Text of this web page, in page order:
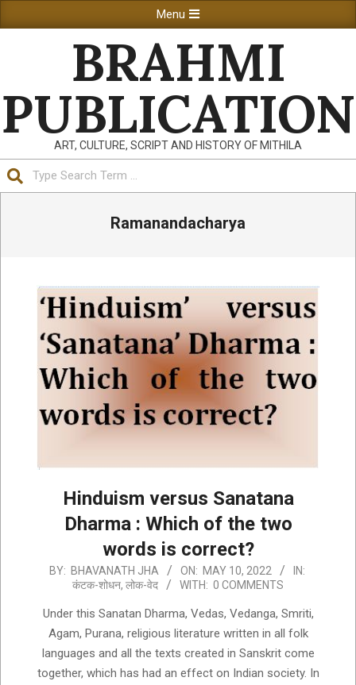
to
Navigation
Menu
BRAHMI
PUBLICATION
ART, CULTURE, SCRIPT AND HISTORY OF MITHILA
Ramanandacharya
Hinduism versus Sanatana
Dharma : Which of the two
words is correct?
2022-
10
BY: BHAVANATH JHA ON: MAY 10, 2022
IN:
कंटक-शोधन, लोक-वेद WITH: 0 COMMENTS
Under this Sanatan Dharma, Vedas, Vedanga, Smriti,
Agam, Purana, religious literature written in all folk
languages and all the texts created in Sanskrit come
together, which has had an effect on Indian society. In